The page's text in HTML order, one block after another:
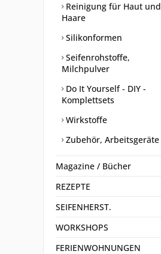
Reinigung für Haut und
Haare
Silikonformen
Seifenrohstoffe,
Milchpulver
Do It Yourself - DIY -
Komplettsets
Wirkstoffe
Zubehör, Arbeitsgeräte
Magazine / Bücher
REZEPTE
SEIFENHERST.
WORKSHOPS
FERIENWOHNUNGEN